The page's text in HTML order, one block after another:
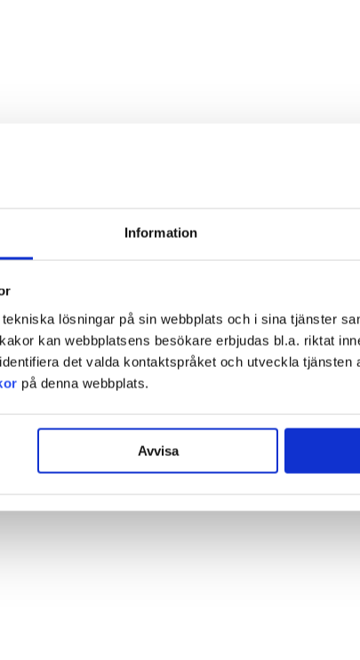
Information
lösningar på sin webbplats och i sina tjänster
kan webbplatsens besökare erbjudas bl.a. riktat
det valda kontaktspråket och utveckla tjänsten
på denna webbplats.
Avvisa